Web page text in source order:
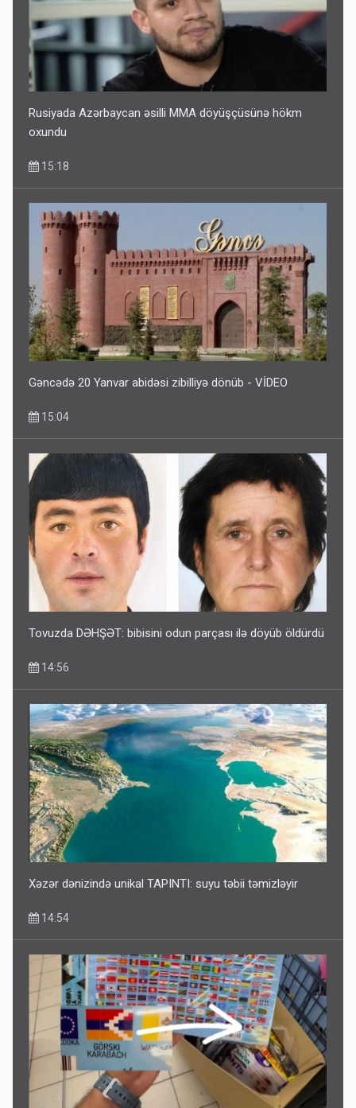
Rusiyada Azərbaycan əsilli MMA döyüşçüsünə hökm
oxundu
15:18
Gəncədə 20 Yanvar abidəsi zibilliyə dönüb - VİDEO
15:04
Tovuzda DƏHŞƏT: bibisini odun parçası ilə döyüb öldürdü
14:56
Xəzər dənizində unikal TAPINTI: suyu təbii təmizləyir
14:54